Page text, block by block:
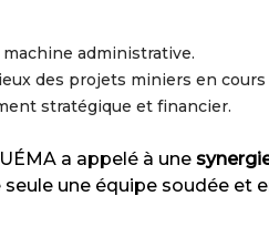
administrative.
des projets miniers en cours
stratégique et financier.
a appelé à une
une équipe soudée